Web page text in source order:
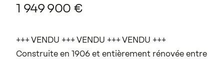
1 949 900 €
+++ VENDU +++ VENDU +++ VENDU +++
Construite en 1906 et entièrement rénovée entre